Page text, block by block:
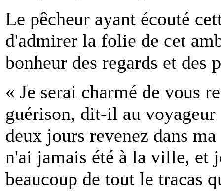
Le pêcheur ayant écouté
d'admirer la folie de cet
bonheur des regards et des
« Je serai charmé de vous
guérison, dit-il au voyageur
deux jours revenez dans
n'ai jamais été à la ville, et
beaucoup de tout le tracas